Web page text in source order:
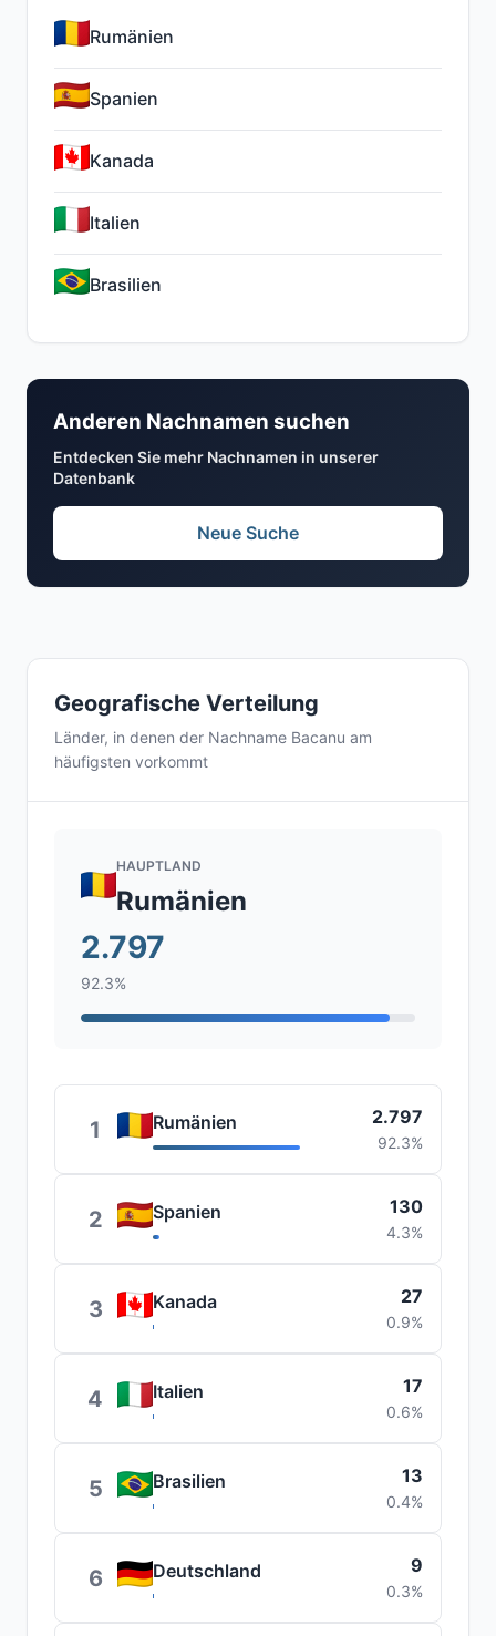
Geografische Verteilung
Länder, in denen der Nachname Bacanu am
häufigsten vorkommt
HAUPTLAND
Rumänien
2.797
92.3%
1 Rumänien 2.797
92.3%
2 Spanien 130
4.3%
3 Kanada 27
0.9%
4 Italien 17
0.6%
5 Brasilien 13
0.4%
6 Deutschland 9
0.3%
Rumänien
Spanien
Kanada
Italien
Brasilien
Anderen Nachnamen suchen
Entdecken Sie mehr Nachnamen in unserer
Datenbank
Neue Suche